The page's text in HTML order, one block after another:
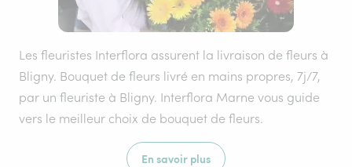
Les fleuristes Interflora assurent la livraison de fleurs à
Bligny. Bouquet de fleurs livré en mains propres, 7j/7,
par un fleuriste à Bligny. Interflora Marne vous guide
vers le meilleur choix de bouquet de fleurs.
En savoir plus